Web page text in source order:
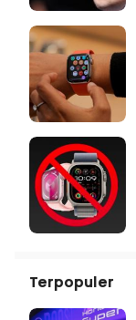
Terpopuler